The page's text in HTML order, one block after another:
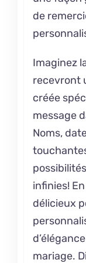
de
Imaginez
recevront
créée
message
Noms,
infinies!
délicieux
mariage.